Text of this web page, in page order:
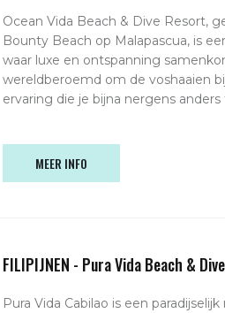
Ocean Vida Beach & Dive Resort,
Bounty Beach op Malapascua, is
waar luxe en ontspanning
wereldberoemd om de voshaaien
ervaring die je bijna nergens
MEER INFO
FILIPIJNEN - Pura Vida Beach &
Pura Vida Cabilao is een